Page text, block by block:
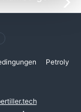
Petroly